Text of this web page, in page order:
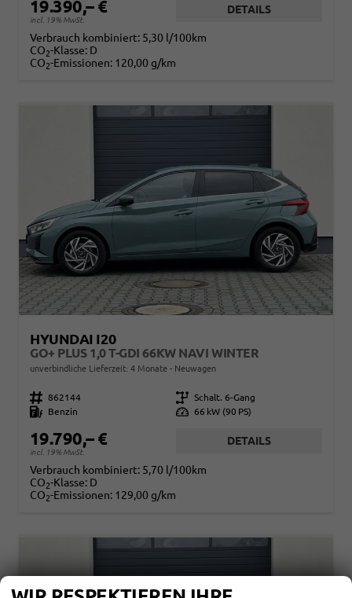
19.390,– €
incl. 19% MwSt.
DETAILS
Verbrauch kombiniert: 5,30 l/100km
CO2-Klasse: D
CO2-Emissionen: 120,00 g/km
HYUNDAI I20
GO+ PLUS 1,0 T-GDI 66KW NAVI WINTER
unverbindliche Lieferzeit: 4 Monate Neuwagen
Fahrzeugnr. 862144 Getriebe Schalt. 6-Gang
Kraftstoff
Benzin Leistung 66 kW (90 PS)
19.790,– €
incl. 19% MwSt.
DETAILS
Verbrauch kombiniert: 5,70 l/100km
CO2-Klasse: D
CO2-Emissionen: 129,00 g/km